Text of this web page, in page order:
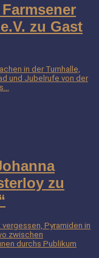
zu Gast
in der Turnhalle,
und Jubelrufe von der
zu
Pyramiden in
zwischen
durchs Publikum